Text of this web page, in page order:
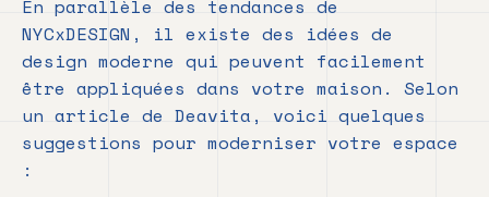
En parallèle des tendances de
NYCxDESIGN, il existe des idées de
design moderne qui peuvent facilement
être appliquées dans votre maison. Selon
un article de Deavita, voici quelques
suggestions pour moderniser votre espace
: